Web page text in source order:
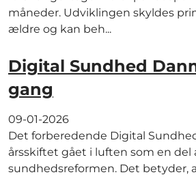
måneder. Udviklingen skyldes
ældre og kan beh...
Digital Sundhed
gang
09-01-2026
Det forberedende Digital
årsskiftet gået i luften som en del
sundhedsreformen. Det betyder,